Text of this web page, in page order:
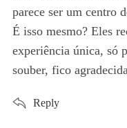
:
parece ser um centro
É isso mesmo? Eles
experiência única, só
souber, fico
Reply